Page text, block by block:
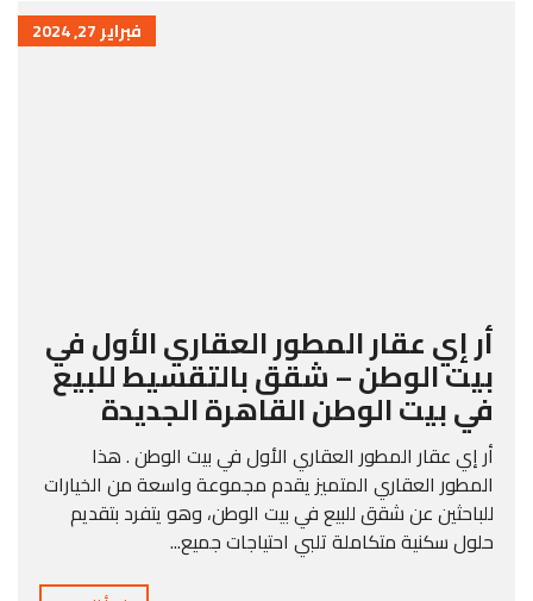
فبراير 27, 2024
أر إي عقار المطور العقاري الأول في
بيت الوطن – شقق بالتقسيط للبيع
في بيت الوطن القاهرة الجديدة
أر إي عقار المطور العقاري الأول في بيت الوطن . هذا
المطور العقاري المتميز يقدم مجموعة واسعة من الخيارات
للباحثين عن شقق للبيع في بيت الوطن، وهو يتفرد بتقديم
حلول سكنية متكاملة تلبي احتياجات جميع...